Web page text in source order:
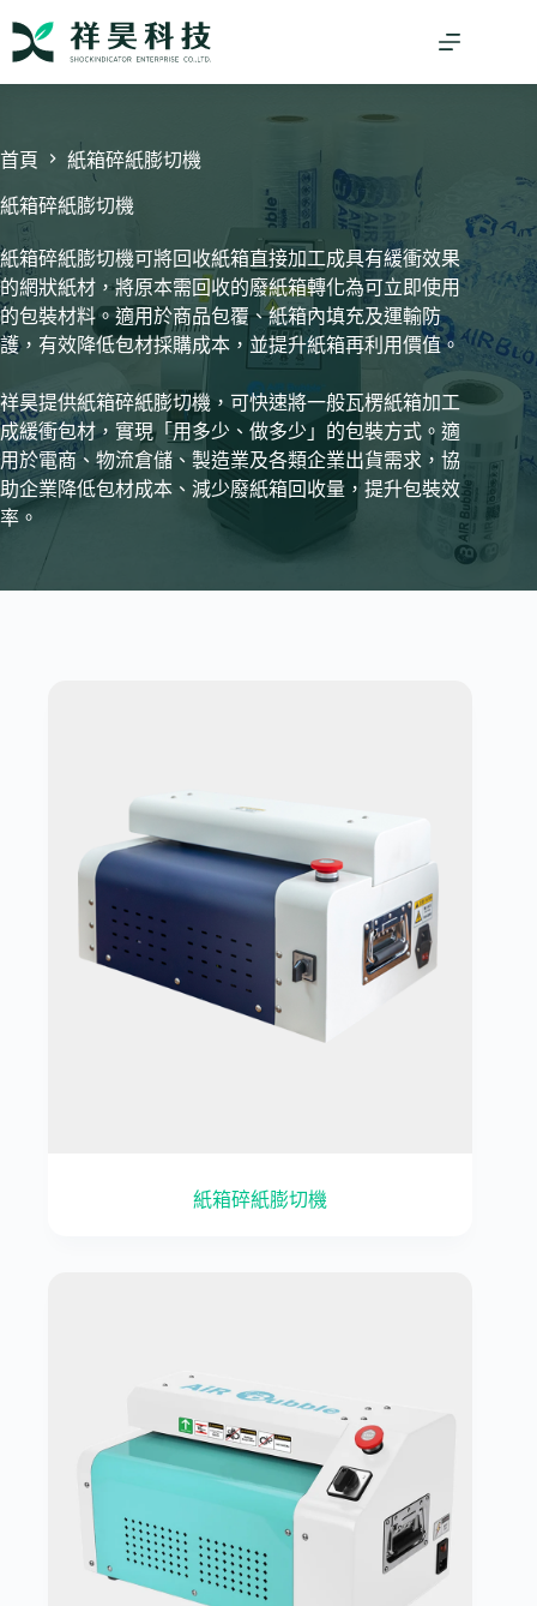
容
首頁 紙箱碎紙膨切機
紙箱碎紙膨切機
紙箱碎紙膨切機可將回收紙箱直接加工成具有緩衝效果
的網狀紙材，將原本需回收的廢紙箱轉化為可立即使用
的包裝材料。適用於商品包覆、紙箱內填充及運輸防
護，有效降低包材採購成本，並提升紙箱再利用價值。
祥昊提供紙箱碎紙膨切機，可快速將一般瓦楞紙箱加工
成緩衝包材，實現「用多少、做多少」的包裝方式。適
用於電商、物流倉儲、製造業及各類企業出貨需求，協
助企業降低包材成本、減少廢紙箱回收量，提升包裝效
率。
紙箱碎紙膨切機